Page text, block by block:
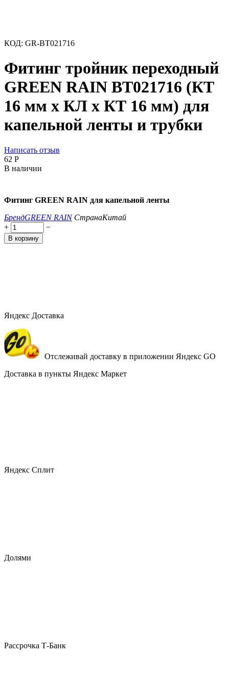
КОД: GR-BT021716
Фитинг тройник переходный
GREEN RAIN BT021716 (КТ
16 мм x КЛ x КТ 16 мм) для
капельной ленты и трубки
Написать отзыв
‍62‍ Р
В наличии
Фитинг GREEN RAIN для капельной ленты
БрендGREEN RAIN СтранаКитай
+
−
В корзину
Яндекс Доставка
Отслеживай доставку в приложении Яндекс GO
Доставка в пункты Яндекс Маркет
Яндекс Сплит
Долями
Рассрочка Т-Банк